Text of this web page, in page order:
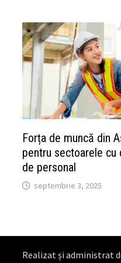
Forța de muncă din
pentru sectoarele
de personal
septembrie 3, 2025
Realizat și administrat